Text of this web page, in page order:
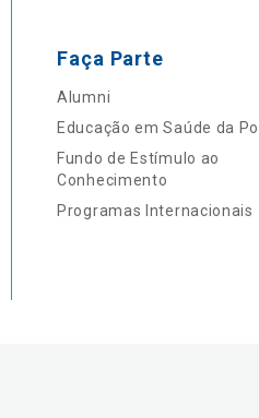
Faça Parte
Alumni
Educação em Saúde da
Fundo de Estímulo ao
Conhecimento
Programas Internacionais